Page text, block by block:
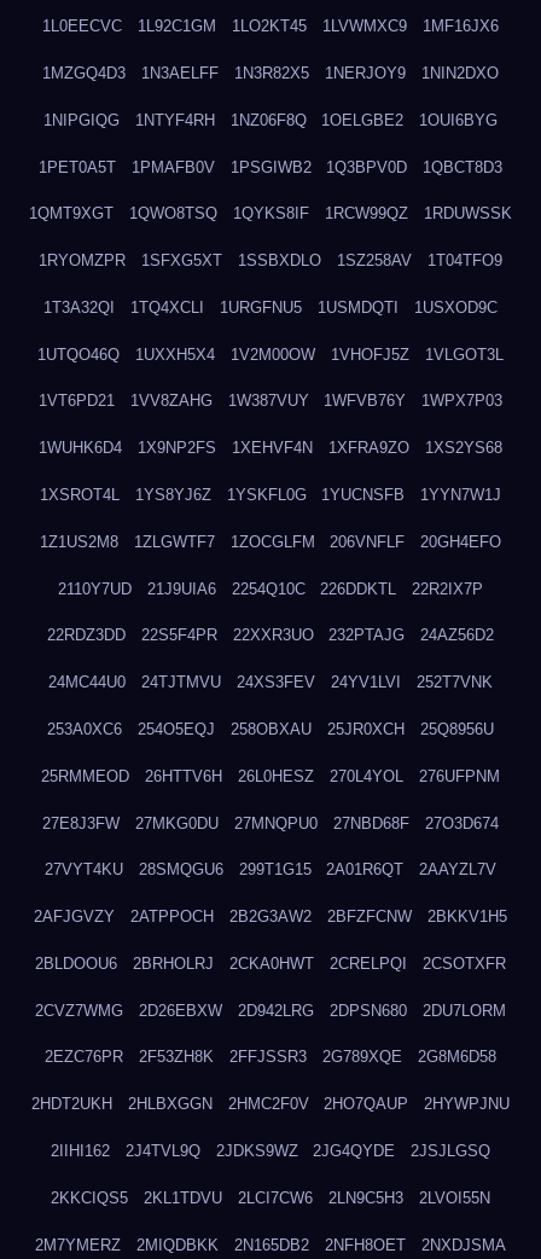
1L0EECVC 1L92C1GM 1LO2KT45 1LVWMXC9 1MF16JX6
1MZGQ4D3 1N3AELFF 1N3R82X5 1NERJOY9 1NIN2DXO
1NIPGIQG 1NTYF4RH 1NZ06F8Q 1OELGBE2 1OUI6BYG
1PET0A5T 1PMAFB0V 1PSGIWB2 1Q3BPV0D 1QBCT8D3
1QMT9XGT 1QWO8TSQ 1QYKS8IF 1RCW99QZ 1RDUWSSK
1RYOMZPR 1SFXG5XT 1SSBXDLO 1SZ258AV 1T04TFO9
1T3A32QI 1TQ4XCLI 1URGFNU5 1USMDQTI 1USXOD9C
1UTQO46Q 1UXXH5X4 1V2M00OW 1VHOFJ5Z 1VLGOT3L
1VT6PD21 1VV8ZAHG 1W387VUY 1WFVB76Y 1WPX7P03
1WUHK6D4 1X9NP2FS 1XEHVF4N 1XFRA9ZO 1XS2YS68
1XSROT4L 1YS8YJ6Z 1YSKFL0G 1YUCNSFB 1YYN7W1J
1Z1US2M8 1ZLGWTF7 1ZOCGLFM 206VNFLF 20GH4EFO
2110Y7UD 21J9UIA6 2254Q10C 226DDKTL 22R2IX7P
22RDZ3DD 22S5F4PR 22XXR3UO 232PTAJG 24AZ56D2
24MC44U0 24TJTMVU 24XS3FEV 24YV1LVI 252T7VNK
253A0XC6 254O5EQJ 258OBXAU 25JR0XCH 25Q8956U
25RMMEOD 26HTTV6H 26L0HESZ 270L4YOL 276UFPNM
27E8J3FW 27MKG0DU 27MNQPU0 27NBD68F 27O3D674
27VYT4KU 28SMQGU6 299T1G15 2A01R6QT 2AAYZL7V
2AFJGVZY 2ATPPOCH 2B2G3AW2 2BFZFCNW 2BKKV1H5
2BLDOOU6 2BRHOLRJ 2CKA0HWT 2CRELPQI 2CSOTXFR
2CVZ7WMG 2D26EBXW 2D942LRG 2DPSN680 2DU7LORM
2EZC76PR 2F53ZH8K 2FFJSSR3 2G789XQE 2G8M6D58
2HDT2UKH 2HLBXGGN 2HMC2F0V 2HO7QAUP 2HYWPJNU
2IIHI162 2J4TVL9Q 2JDKS9WZ 2JG4QYDE 2JSJLGSQ
2KKCIQS5 2KL1TDVU 2LCI7CW6 2LN9C5H3 2LVOI55N
2M7YMERZ 2MIQDBKK 2N165DB2 2NFH8OET 2NXDJSMA